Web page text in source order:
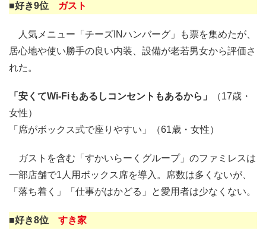
■好き9位 ガスト
人気メニュー「チーズINハンバーグ」も票を集めたが、
居心地や使い勝手の良い内装、設備が老若男女から評価さ
れた。
「安くてWi-Fiもあるしコンセントもあるから」
（17歳・
女性）
「席がボックス式で座りやすい」（61歳・女性）
ガストを含む「すかいらーくグループ」のファミレスは
一部店舗で1人用ボックス席を導入。席数は多くないが、
「落ち着く」「仕事がはかどる」と愛用者は少なくない。
■好き8位 すき家